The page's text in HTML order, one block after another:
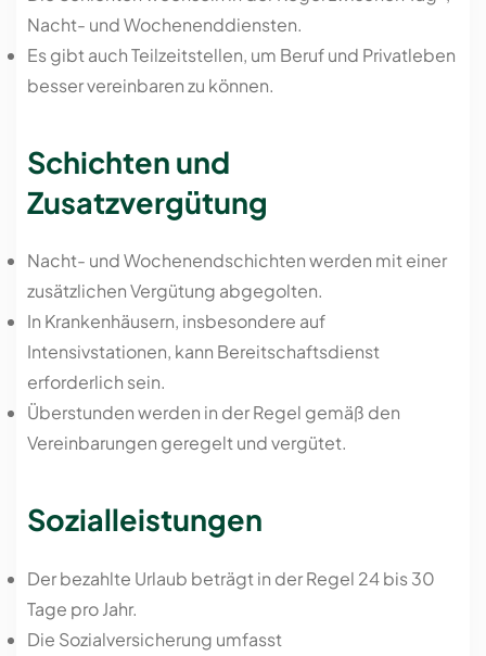
Nacht- und Wochenenddiensten.
Es gibt auch Teilzeitstellen, um Beruf und Privatleben
besser vereinbaren zu können.
Schichten und
Zusatzvergütung
Nacht- und Wochenendschichten werden mit einer
zusätzlichen Vergütung abgegolten.
In Krankenhäusern, insbesondere auf
Intensivstationen, kann Bereitschaftsdienst
erforderlich sein.
Überstunden werden in der Regel gemäß den
Vereinbarungen geregelt und vergütet.
Sozialleistungen
Der bezahlte Urlaub beträgt in der Regel 24 bis 30
Tage pro Jahr.
Die Sozialversicherung umfasst